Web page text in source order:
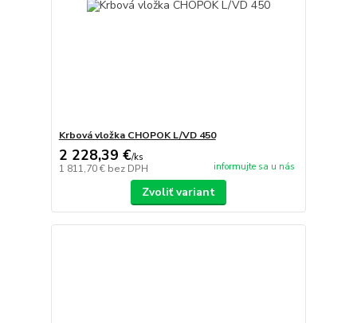
Krbová vložka CHOPOK L/VD 450
2 228,39 €/ks
1 811,70 € bez DPH informujte sa u nás
Zvoliť variant